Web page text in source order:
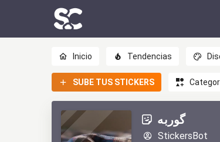
Inicio Tendencias
SUBE TUS STICKERS
گوربه
StickersBot